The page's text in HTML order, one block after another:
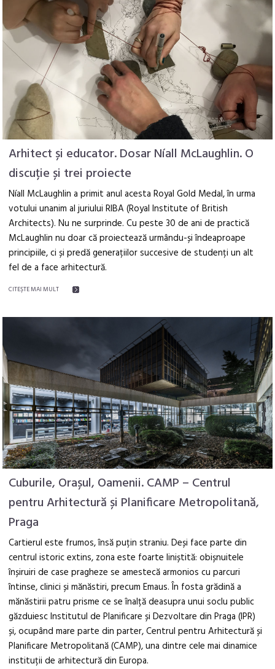
Arhitect și educator. Dosar Níall McLaughlin. O
discuție și trei proiecte
Níall McLaughlin a primit anul acesta Royal Gold Medal, în urma
votului unanim al juriului RIBA (Royal Institute of British
Architects). Nu ne surprinde. Cu peste 30 de ani de practică
McLaughlin nu doar că proiectează urmându-și îndeaproape
principiile, ci și predă generațiilor succesive de studenți un alt
fel de a face arhitectură.
CITEŞTE MAI MULT
Cuburile, Orașul, Oamenii. CAMP – Centrul
pentru Arhitectură și Planificare Metropolitană,
Praga
Cartierul este frumos, însă puțin straniu. Deși face parte din
centrul istoric extins, zona este foarte liniștită: obișnuitele
înșiruiri de case pragheze se amestecă armonios cu parcuri
întinse, clinici și mănăstiri, precum Emaus. În fosta grădină a
mănăstirii patru prisme ce se înalță deasupra unui soclu public
găzduiesc Institutul de Planificare și Dezvoltare din Praga (IPR)
și, ocupând mare parte din parter, Centrul pentru Arhitectură și
Planificare Metropolitană (CAMP), una dintre cele mai dinamice
instituții de arhitectură din Europa.